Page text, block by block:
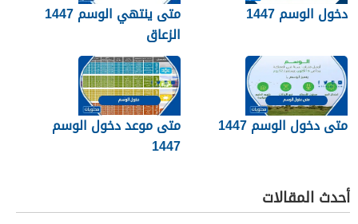
دخول الوسم 1447
متى ينتهي الوسم 1447
الزعاق
متى دخول الوسم 1447
متى موعد دخول الوسم
1447
أحدث المقالات